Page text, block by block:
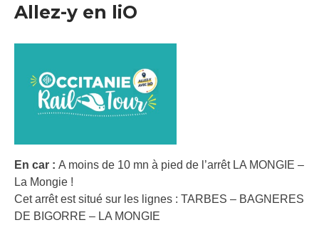
Allez-y en liO
En car : A moins de 10 mn à pied de l’arrêt LA MONGIE –
La Mongie !
Cet arrêt est situé sur les lignes : TARBES – BAGNERES
DE BIGORRE – LA MONGIE